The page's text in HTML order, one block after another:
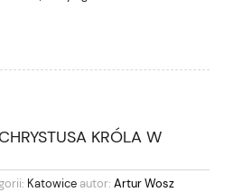
KRÓLA W
Katowice autor: Artur Wosz